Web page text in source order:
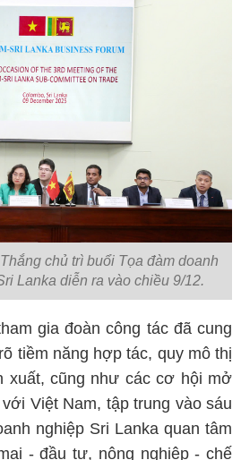
chủ trì buổi Tọa đàm doanh
Lanka diễn ra vào chiều 9/12.
gia đoàn công tác đã cung
tiềm năng hợp tác, quy mô thị
xuất, cũng như các cơ hội mở
Việt Nam, tập trung vào sáu
nghiệp Sri Lanka quan tâm
- đầu tư, nông nghiệp - chế